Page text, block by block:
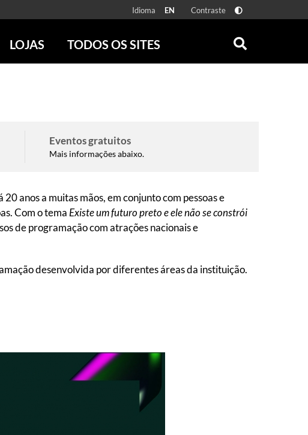
Idioma EN Contraste
LOJAS TODOS OS SITES
CRÔNICA BRASILEIRA
TESTEMUNHA OCULAR
VER TODOS
Eventos gratuitos
Mais informações abaixo.
anos a muitas mãos, em conjunto com pessoas e
Com o tema Existe um futuro preto e ele não se constrói
de programação com atrações nacionais e
desenvolvida por diferentes áreas da instituição.